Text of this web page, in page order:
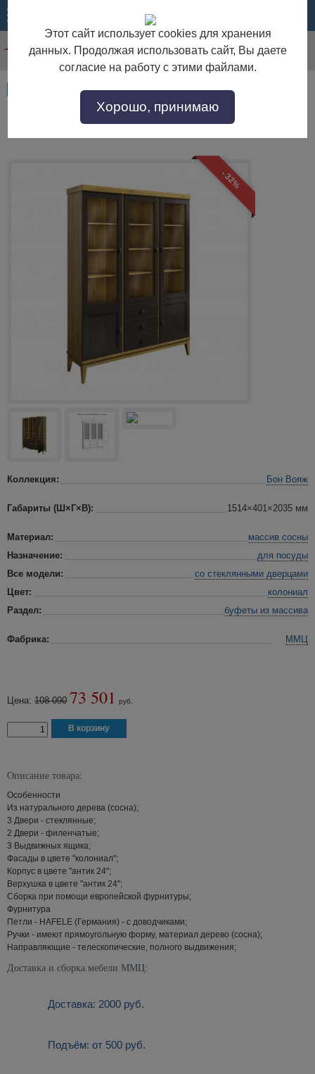
54791
Шкаф для посуды (2.4.4) «Бон Вояж» 233 (ФК) из
- 32%
Коллекция: Бон Вояж
Габариты (Ш×Г×В): 1514×401×2035 мм
Материал:
массив сосны
Назначение:
для посуды
Все модели:
со стеклянными дверцами
Цвет:
колониал
Раздел:
буфеты из массива
Фабрика: ММЦ
Цена: 108 090 73 501 руб.
Описание товара:
Особенности
Из натурального дерева (сосна);
3 Двери - стеклянные;
2 Двери - филенчатые;
3 Выдвижных ящика;
Фасады в цвете "колониал";
Корпус в цвете "антик 24";
Верхушка в цвете "антик 24";
Сборка при помощи европейской фурнитуры;
Фурнитура
Петли - HAFELE (Германия) - с доводчиками;
Ручки - имеют прямоугольную форму, материал дерево (сосна);
Направляющие - телескопические, полного выдвижения;
Доставка и сборка мебели ММЦ:
Доставка: 2000 руб.
Подъём: от 500 руб.
Этот сайт использует cookies для хранения
данных. Продолжая использовать сайт, Вы даете
согласие на работу с этими файлами.
Хорошо, принимаю